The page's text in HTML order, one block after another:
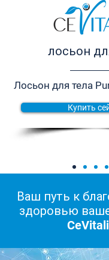
лосьон
Лосьон для тела
Купить
Ваш путь к
здоровью